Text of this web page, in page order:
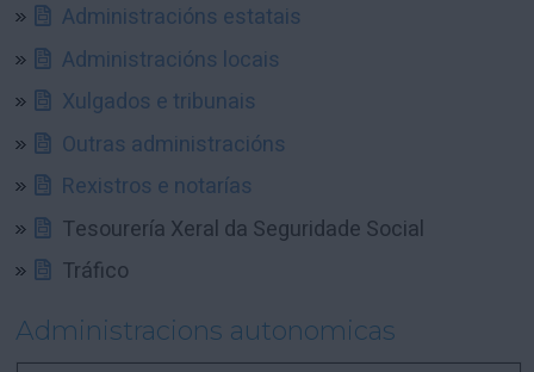
Administracións estatais
Administracións locais
Xulgados e tribunais
Outras administracións
Rexistros e notarías
Tesourería Xeral da Seguridade Social
Tráfico
Administracions autonomicas